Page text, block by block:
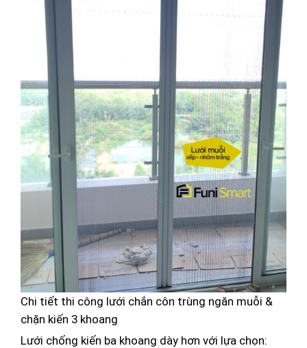
Chi tiết thi công lưới chắn côn trùng ngăn muỗi &
chặn kiến 3 khoang
Lưới chống kiến ba khoang dày hơn với lựa chọn: